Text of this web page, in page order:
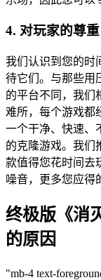
4. 对玩家的尊
我们认识到您的时
待它们。与那些用
的平台不同，我们
难所，每个游戏都
一个干净、快速、
的克隆游戏。我们
款值得您花时间去
噪音，更多您应得
终极版《消
的原因
"mb-4 text-